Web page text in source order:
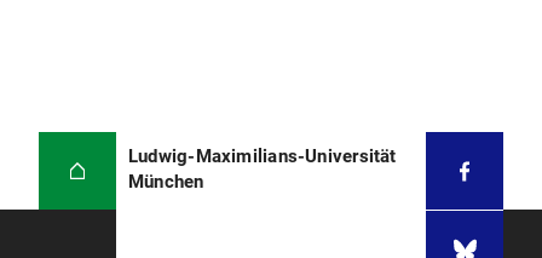
Ludwig-Maximilians-Universität
München